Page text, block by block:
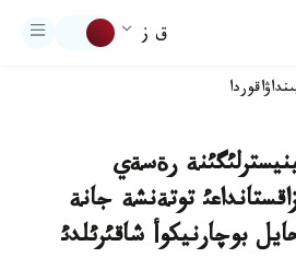
ق ز
اقوردا
رةسةي
توتةنشة جانة
بوچارنيكوأ شاقئرئلدئ